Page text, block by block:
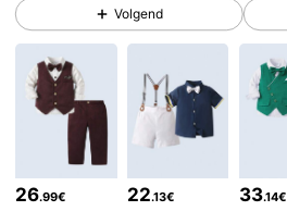
4.89
4.89 44K Volgers
4.89 44K Volgers
Volgend
26.99€ 22.13€ 33.14€